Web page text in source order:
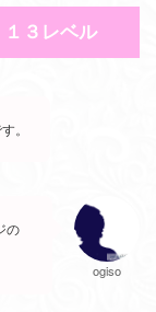
３レベル
。
の
ogiso